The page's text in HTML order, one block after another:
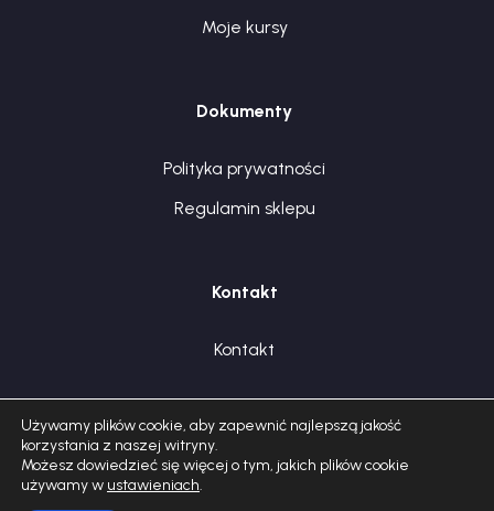
Moje kursy
Dokumenty
Polityka prywatności
Regulamin sklepu
Kontakt
Kontakt
Używamy plików cookie, aby zapewnić najlepszą jakość
korzystania z naszej witryny.
Możesz dowiedzieć się więcej o tym, jakich plików cookie
używamy w ustawieniach.